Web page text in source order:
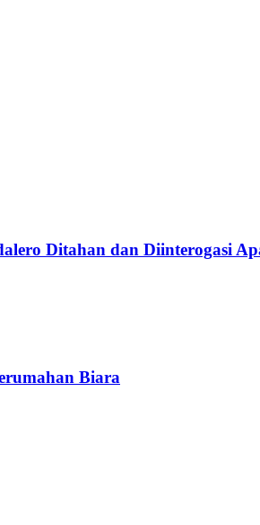
Ditahan dan Diinterogasi
Biara